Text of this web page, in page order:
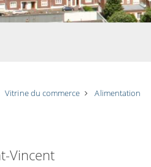
Vitrine du commerce Alimentation
Vincent